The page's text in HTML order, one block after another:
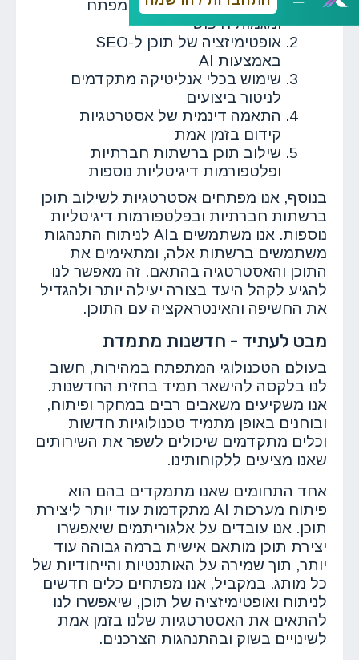
ניתוח מעמיק של מילות מפתח
ומגמות חיפוש
אופטימיזציה של תוכן ל-SEO
באמצעות AI
שימוש בכלי אנליטיקה מתקדמים
לניטור ביצועים
התאמה דינמית של אסטרטגיות
קידום בזמן אמת
שילוב תוכן ברשתות חברתיות
ופלטפורמות דיגיטליות נוספות
בנוסף, אנו מפתחים אסטרטגיות לשילוב תוכן
ברשתות חברתיות ובפלטפורמות דיגיטליות
נוספות. אנו משתמשים בAI לניתוח התנהגות
משתמשים ברשתות אלה, ומתאימים את
התוכן והאסטרטגיה בהתאם. זה מאפשר לנו
להגיע לקהל היעד בצורה יעילה יותר ולהגדיל
את החשיפה והאינטראקציה עם התוכן.
מבט לעתיד - חדשנות מתמדת
בעולם הטכנולוגי המתפתח במהירות, חשוב
לנו בלקסה להישאר תמיד בחזית החדשנות.
אנו משקיעים משאבים רבים במחקר ופיתוח,
ובוחנים באופן מתמיד טכנולוגיות חדשות
וכלים מתקדמים שיכולים לשפר את השירותים
שאנו מציעים ללקוחותינו.
אחד התחומים שאנו מתמקדים בהם הוא
פיתוח מערכות AI מתקדמות עוד יותר ליצירת
תוכן. אנו עובדים על אלגוריתמים שיאפשרו
יצירת תוכן מותאם אישית ברמה גבוהה עוד
יותר, תוך שמירה על האותנטיות והייחודיות של
כל מותג. במקביל, אנו מפתחים כלים חדשים
לניתוח ואופטימיזציה של תוכן, שיאפשרו לנו
להתאים את האסטרטגיות שלנו בזמן אמת
לשינויים בשוק ובהתנהגות הצרכנים.